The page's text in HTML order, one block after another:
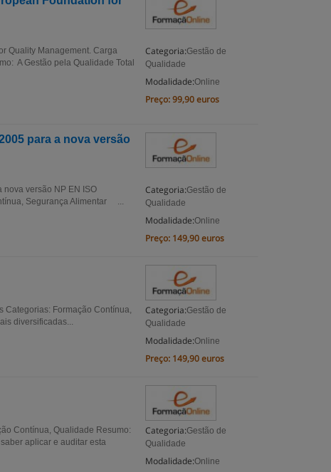
Categoria:Gestão de
Qualidade
Modalidade:Online
Preço:99,90 euros
Quality Management. Carga
A Gestão pela Qualidade Total
para a nova versão
Categoria:Gestão de
Qualidade
Modalidade:Online
Preço: 149,90 euros
versão NP EN ISO
Segurança Alimentar ...
Categoria:Gestão de
Qualidade
Modalidade:Online
Preço: 149,90 euros
Formação Contínua,
diversificadas...
Categoria:Gestão de
Qualidade
Modalidade:Online
Contínua, Qualidade Resumo:
aplicar e auditar esta